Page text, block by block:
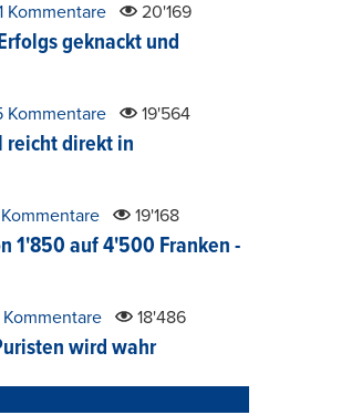
Kommentare 20'169
geknackt und
Kommentare 19'564
reicht direkt in
Kommentare 19'168
1'850 auf 4'500 Franken -
Kommentare 18'486
wird wahr